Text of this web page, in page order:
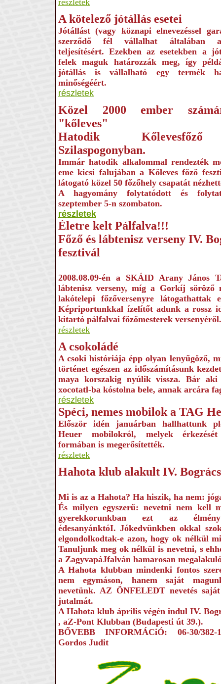
részletek
A kötelező jótállás esetei
Jótállást (vagy köznapi elnevezéssel
szerződő fél vállalhat általában a
teljesítésért. Ezekben az esetekben a
felek maguk határozzák meg, így
jótállás is vállalható egy termék
minőségéért.
részletek
Közel 2000 ember
"kőleves"
Hatodik Kőlevesfőző
Szilaspogonyban.
Immár hatodik alkalommal rendezték
eme kicsi falujában a Kőleves főző
látogató közel 50 főzőhely csapatát
A hagyomány folytatódott és
szeptember 5-n szombaton.
részletek
Életre kelt Pálfalva!!!
Főző és lábtenisz verseny IV.
fesztivál
2008.08.09-én a SKÁID Arany János
lábtenisz verseny, míg a Gorkíj söröző
lakótelepi főzőversenyre látogathattak
Képriportunkkal ízelítőt adunk a rossz
kitartó pálfalvai főzőmesterek versenyéről.
részletek
A csokoládé
A csoki históriája épp olyan lenyűgöző,
történet egészen az időszámításunk
maya korszakig nyúlik vissza. Bár aki
xocotatl-ba kóstolna bele, annak arcára
részletek
Spéci, nemes mobilok a TAG
Először idén januárban hallhattunk
Heuer mobilokról, melyek
formában is megerősítették.
részletek
Hahota klub alakult IV.
Mi is az a Hahota? Ha hi­szik, ha nem:
És milyen egyszerű: ne­vetni nem kell
gyerekkorunkban ezt az
édesanyánktóI. Jókedvünk­ben okkal
elgondolkodtak-e azon, hogy ok nélkül
Tanuljunk meg ok nélkül is nevetni, s
a ZagyvapáJfalván hamarosan
A Hahota klub­ban mindenki fontos
nem egymá­son, hanem saját
nevetünk. AZ ÖNFELEDT nevetés
jutalmát.
A Hahota klub április vé­gén indul IV.
, aZ-Pont Klubban (Buda­pesti út 39.).
BŐVEBB INFORMÁCiÓ: 06-30/382-
Gordos Judit